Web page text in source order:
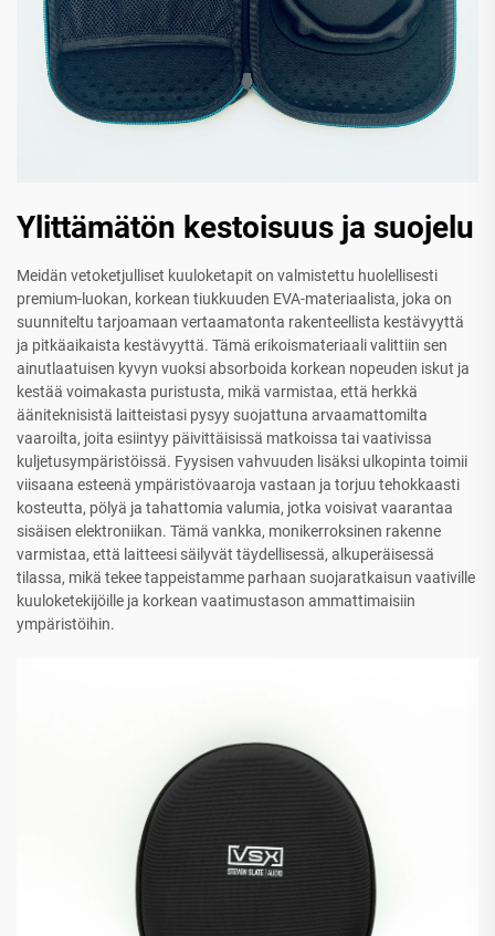
Ylittämätön kestoisuus ja suojelu
Meidän vetoketjulliset kuuloketapit on valmistettu huolellisesti
premium-luokan, korkean tiukkuuden EVA-materiaalista, joka on
suunniteltu tarjoamaan vertaamatonta rakenteellista kestävyyttä
ja pitkäaikaista kestävyyttä. Tämä erikoismateriaali valittiin sen
ainutlaatuisen kyvyn vuoksi absorboida korkean nopeuden iskut ja
kestää voimakasta puristusta, mikä varmistaa, että herkkä
ääniteknisistä laitteistasi pysyy suojattuna arvaamattomilta
vaaroilta, joita esiintyy päivittäisissä matkoissa tai vaativissa
kuljetusympäristöissä. Fyysisen vahvuuden lisäksi ulkopinta toimii
viisaana esteenä ympäristövaaroja vastaan ja torjuu tehokkaasti
kosteutta, pölyä ja tahattomia valumia, jotka voisivat vaarantaa
sisäisen elektroniikan. Tämä vankka, monikerroksinen rakenne
varmistaa, että laitteesi säilyvät täydellisessä, alkuperäisessä
tilassa, mikä tekee tappeistamme parhaan suojaratkaisun vaativille
kuuloketekijöille ja korkean vaatimustason ammattimaisiin
ympäristöihin.